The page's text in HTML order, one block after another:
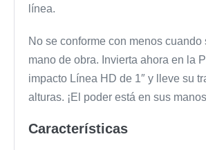
línea.
No se conforme con menos cuando
mano de obra. Invierta ahora en la
impacto Línea HD de 1″ y lleve su
alturas. ¡El poder está en sus
Características